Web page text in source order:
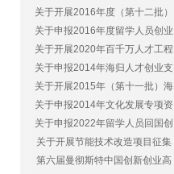
关于开展2016年度（第十二批）
关于申报2016年度留学人员创业
关于开展2020年百千万人才工程
关于申报2014年海归人才创业支
关于开展2015年（第十一批）海
关于申报2014年文化发展专项资
关于申报2022年留学人员回国创
关于开展节能技术改造项目征集
第六届曼彻斯特中国创新创业高